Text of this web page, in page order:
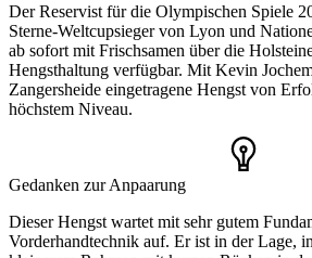
Der Reservist für die Olympischen Spiele
Sterne-Weltcupsieger von Lyon und
ab sofort mit Frischsamen über die
Hengsthaltung verfügbar. Mit Kevin
Zangersheide eingetragene Hengst von
höchstem Niveau.
Gedanken zur Anpaarung
Dieser Hengst wartet mit sehr gutem
Vorderhandtechnik auf. Er ist in der Lage,